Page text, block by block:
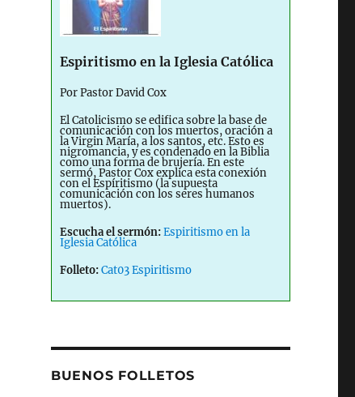
Espiritismo en la Iglesia Católica
Por Pastor David Cox
El Catolicismo se edifica sobre la base de
comunicación con los muertos, oración a
la Virgin María, a los santos, etc. Esto es
nigromancia, y es condenado en la Biblia
como una forma de brujería. En este
sermó, Pastor Cox explica esta conexión
con el Espíritismo (la supuesta
comunicación con los seres humanos
muertos).
Escucha el sermón:Espiritismo en la
Iglesia Católica
Folleto:Cat03 Espiritismo
BUENOS FOLLETOS